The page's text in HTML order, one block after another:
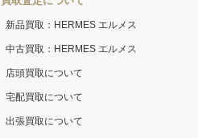
新品買取：HERMES エルメス
中古買取：HERMES エルメス
店頭買取について
宅配買取について
出張買取について